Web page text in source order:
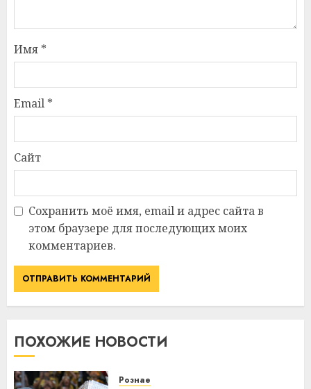
Имя *
Email *
Сайт
Сохранить моё имя, email и адрес сайта в
этом браузере для последующих моих
комментариев.
ПОХОЖИЕ НОВОСТИ
Рознае